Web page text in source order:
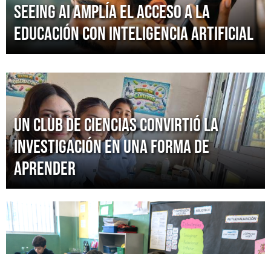
Seeing AI amplía el acceso a la
educación con inteligencia artificial
Un Club de Ciencias convirtió la
investigación en una forma de
aprender